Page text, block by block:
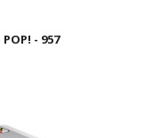
- 957